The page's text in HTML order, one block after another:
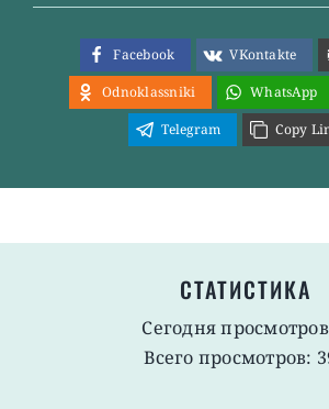
Facebook VKontakte
Odnoklassniki
WhatsApp
Telegram
Copy
СТАТИСТИКА
Сегодня
Всего просмотров: